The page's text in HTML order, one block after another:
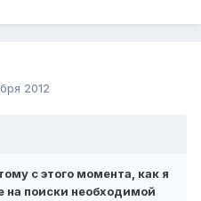
2012
с этого момента, как я
на поиски необходимой